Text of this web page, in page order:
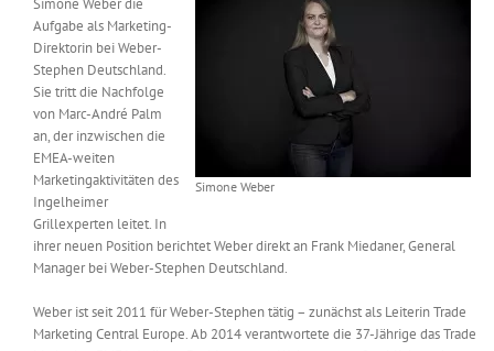
Kontakt
Messen & Events
Unternehmen
Interviews
Wissen
Product Guide
Simone Weber
Simone Weber die
Aufgabe als Marketing-
Direktorin bei Weber-
Stephen Deutschland.
Sie tritt die Nachfolge
von Marc-André Palm
an, der inzwischen die
EMEA-weiten
Marketingaktivitäten des
Ingelheimer
Grillexperten leitet. In
ihrer neuen Position berichtet Weber direkt an Frank Miedaner, General
Manager bei Weber-Stephen Deutschland.
Weber ist seit 2011 für Weber-Stephen tätig – zunächst als Leiterin Trade
Marketing Central Europe. Ab 2014 verantwortete die 37-Jährige das Trade